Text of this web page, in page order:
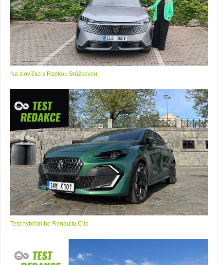
Na slovíčko s Radkou Brůžkovou
Test hybridního Renaultu Clio